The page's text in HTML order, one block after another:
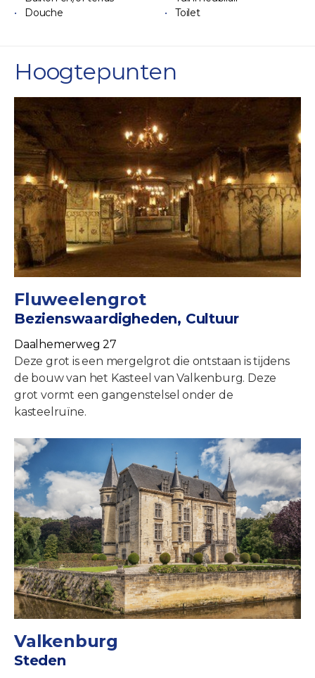
Douche
Toilet
Hoogtepunten
Fluweelengrot
Bezienswaardigheden, Cultuur
Daalhemerweg 27
Deze grot is een mergelgrot die ontstaan is tijdens
de bouw van het Kasteel van Valkenburg. Deze
grot vormt een gangenstelsel onder de
kasteelruïne.
Valkenburg
Steden